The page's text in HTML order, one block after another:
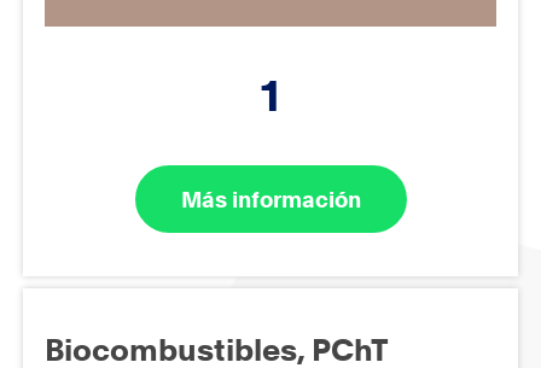
1
Más información
Biocombustibles, PChT